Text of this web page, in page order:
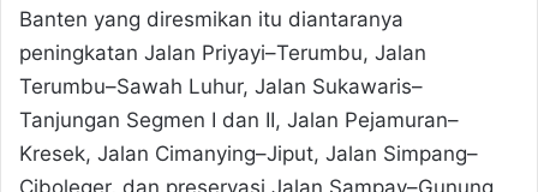
Banten yang diresmikan itu diantaranya
peningkatan Jalan Priyayi–Terumbu, Jalan
Terumbu–Sawah Luhur, Jalan Sukawaris–
Tanjungan Segmen I dan II, Jalan Pejamuran–
Kresek, Jalan Cimanying–Jiput, Jalan Simpang–